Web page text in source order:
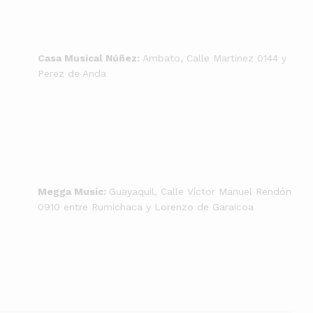
Casa Musical Núñez: Ambato, Calle Martinez 0144 y
Perez de Anda
Megga Music: Guayaquil, Calle Víctor Manuel Rendón
0910 entre Rumichaca y Lorenzo de Garaicoa